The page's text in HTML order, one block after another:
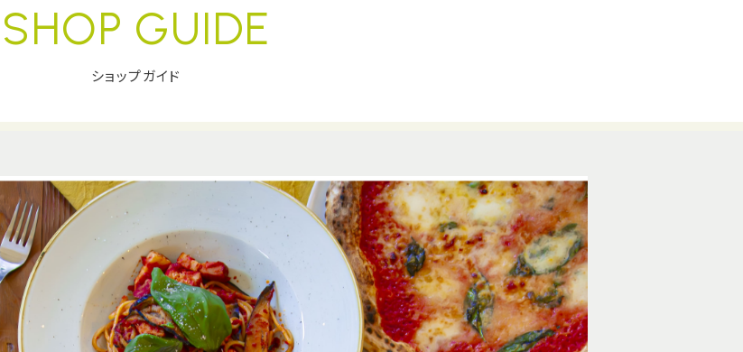
SHOP GUIDE
ショップガイド